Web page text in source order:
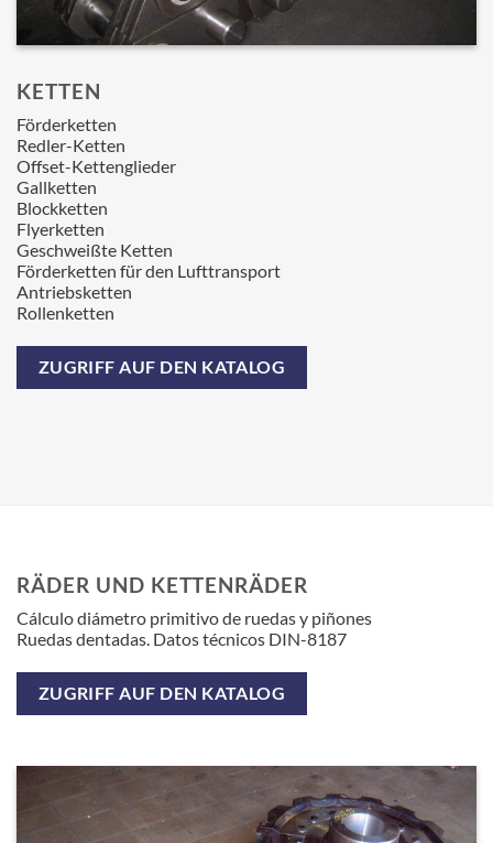
KETTEN
Förderketten
Redler-Ketten
Offset-Kettenglieder
Gallketten
Blockketten
Flyerketten
Geschweißte Ketten
Förderketten für den Lufttransport
Antriebsketten
Rollenketten
ZUGRIFF AUF DEN KATALOG
RÄDER UND KETTENRÄDER
Cálculo diámetro primitivo de ruedas y piñones
Ruedas dentadas. Datos técnicos DIN-8187
ZUGRIFF AUF DEN KATALOG